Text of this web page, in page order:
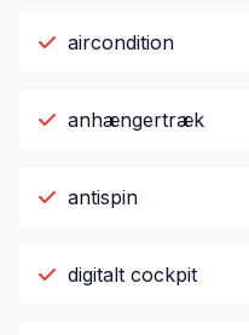
aircondition
anhængertræk
antispin
digitalt cockpit